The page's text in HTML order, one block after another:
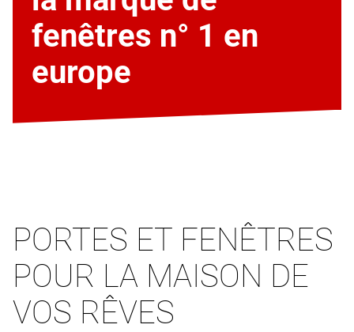
fenêtres n° 1 en
europe
PORTES ET FENÊTRES
POUR LA MAISON DE
VOS RÊVES